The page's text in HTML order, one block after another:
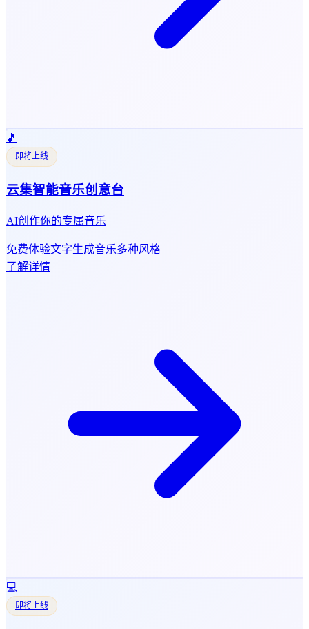
🎵
即将上线
云集智能音乐创意台
AI创作你的专属音乐
免费体验文字生成音乐多种风格
了解详情
💻
即将上线